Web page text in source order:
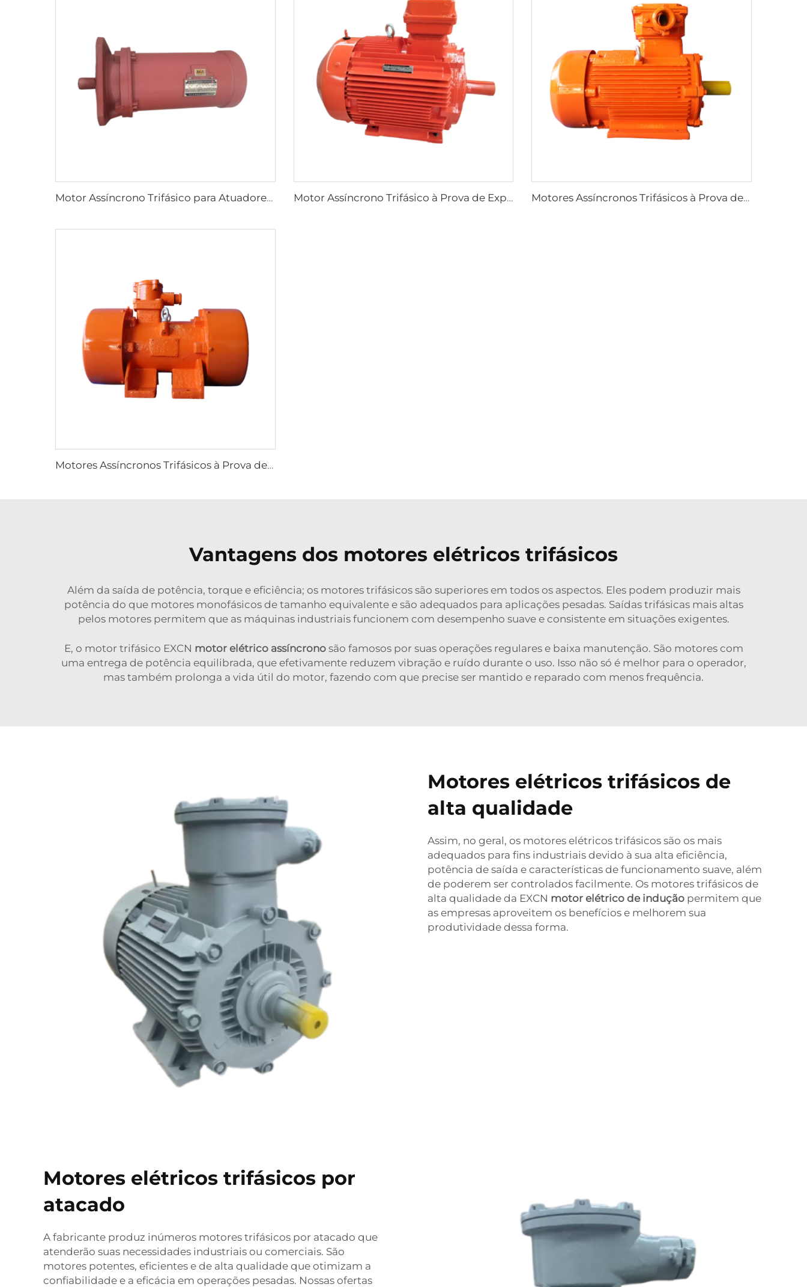
Motor Assíncrono Trifásico para Atuadores Elétricos de Válvulas Série YBDF2 Motor Assíncrono Trifásico à Prova de Explosão de Poeira de Baixa Tensão de Alta Eficiência Série YFB4 Motores Assíncronos Trifásicos à Prova de Explosão de Poeira Série YFB3
Motores Assíncronos Trifásicos à Prova de Explosão Série YBZU para Fontes de Vibração
Vantagens dos motores elétricos trifásicos
Além da saída de potência, torque e eficiência; os motores trifásicos são superiores em todos os aspectos. Eles podem produzir mais
potência do que motores monofásicos de tamanho equivalente e são adequados para aplicações pesadas. Saídas trifásicas mais altas
pelos motores permitem que as máquinas industriais funcionem com desempenho suave e consistente em situações exigentes.
E, o motor trifásico EXCN motor elétrico assíncrono são famosos por suas operações regulares e baixa manutenção. São motores com
uma entrega de potência equilibrada, que efetivamente reduzem vibração e ruído durante o uso. Isso não só é melhor para o operador,
mas também prolonga a vida útil do motor, fazendo com que precise ser mantido e reparado com menos frequência.
Motores elétricos trifásicos de
alta qualidade
Assim, no geral, os motores elétricos trifásicos são os mais
adequados para fins industriais devido à sua alta eficiência,
potência de saída e características de funcionamento suave, além
de poderem ser controlados facilmente. Os motores trifásicos de
alta qualidade da EXCN motor elétrico de indução permitem que
as empresas aproveitem os benefícios e melhorem sua
produtividade dessa forma.
Motores elétricos trifásicos por
atacado
A fabricante produz inúmeros motores trifásicos por atacado que
atenderão suas necessidades industriais ou comerciais. São
motores potentes, eficientes e de alta qualidade que otimizam a
confiabilidade e a eficácia em operações pesadas. Nossas ofertas